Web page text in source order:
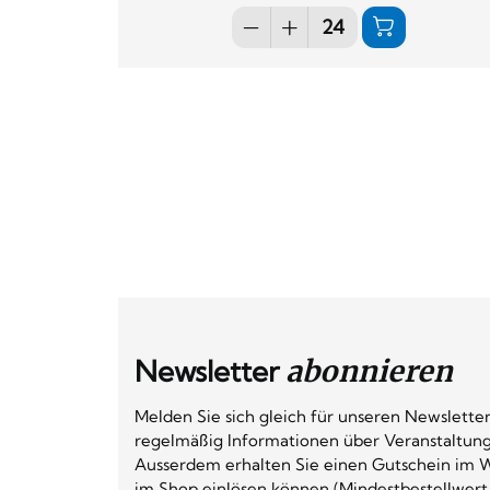
Newsletterabonnieren
Melden Sie sich gleich für unseren
regelmäßig Informationen über
Ausserdem erhalten Sie einen Gutschein im